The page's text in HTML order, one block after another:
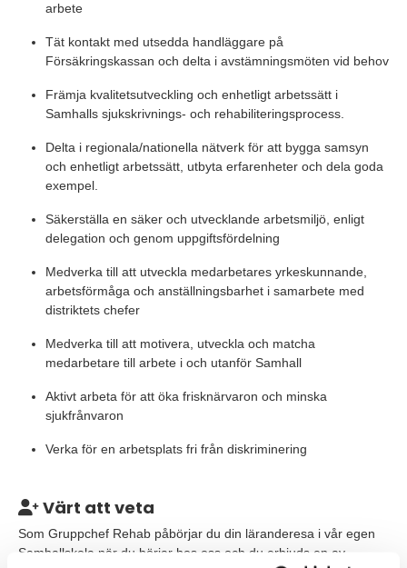
arbete
Tät kontakt med utsedda handläggare på
Försäkringskassan och delta i avstämningsmöten vid behov
Främja kvalitetsutveckling och enhetligt arbetssätt i
Samhalls sjukskrivnings- och rehabiliteringsprocess.
Delta i regionala/nationella nätverk för att bygga samsyn
och enhetligt arbetssätt, utbyta erfarenheter och dela goda
exempel.
Säkerställa en säker och utvecklande arbetsmiljö, enligt
delegation och genom uppgiftsfördelning
Medverka till att utveckla medarbetares yrkeskunnande,
arbetsförmåga och anställningsbarhet i samarbete med
distriktets chefer
Medverka till att motivera, utveckla och matcha
medarbetare till arbete i och utanför Samhall
Aktivt arbeta för att öka frisknärvaron och minska
sjukfrånvaron
Verka för en arbetsplats fri från diskriminering
Värt att veta
Som Gruppchef Rehab påbörjar du din läranderesa i vår egen
Samhallskola när du börjar hos oss och du erbjuds en av